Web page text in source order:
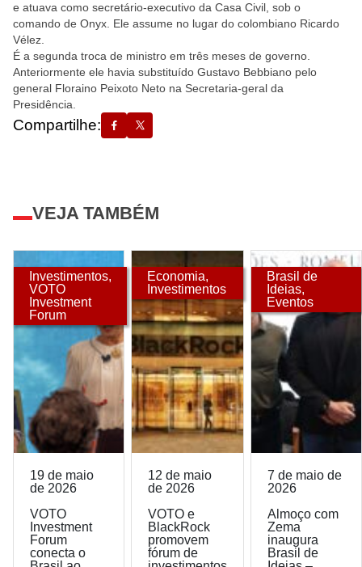
e atuava como secretário-executivo da Casa Civil, sob o
comando de Onyx. Ele assume no lugar do colombiano Ricardo
Vélez.
É a segunda troca de ministro em três meses de governo.
Anteriormente ele havia substituído Gustavo Bebbiano pelo
general Floraino Peixoto Neto na Secretaria-geral da
Presidência.
Compartilhe:
VEJA TAMBÉM
Investimentos,
VOTO
Investment
Forum
19 de maio
de 2026
VOTO
Investment
Forum
conecta o
Economia,
Investimentos
12 de maio
de 2026
VOTO e
BlackRock
promovem
fórum de
Brasil de
Ideias,
Eventos
7 de maio de
2026
Almoço com
Zema
inaugura
Brasil de